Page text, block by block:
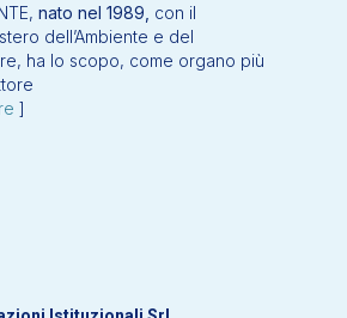
nato nel 1989, con il
dell’Ambiente e del
ha lo scopo, come organo più
]